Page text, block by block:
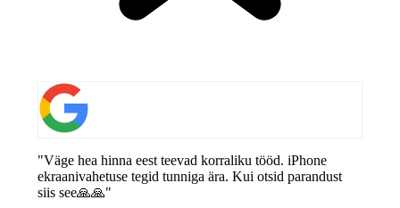
"Väge hea hinna eest teevad korraliku tööd. iPhone
ekraanivahetuse tegid tunniga ära. Kui otsid parandust
siis see🙏🙏"